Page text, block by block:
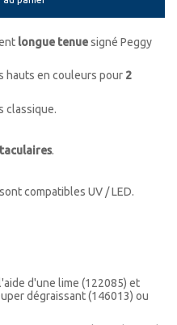
longue tenuesigné Peggy
hauts en couleurs pour 2
classique.
.
compatibles UV / LED.
d'une lime (122085) et
dégraissant (146013) ou